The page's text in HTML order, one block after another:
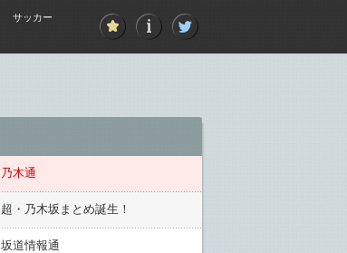
サッカー
乃木通
超・乃木坂まとめ誕生！
坂道情報通